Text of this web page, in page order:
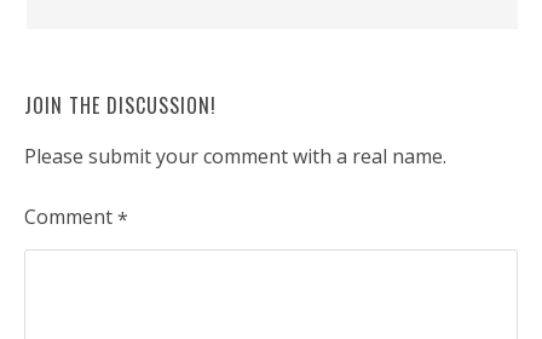
JOIN THE DISCUSSION!
Please submit your comment with a real name.
Comment*